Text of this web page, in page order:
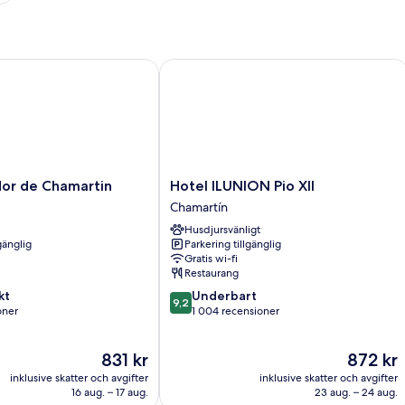
de Chamartin
Priset
är
831 kr
831 kr
inklusive skatter och avgifter
16 aug. – 17 aug.
Chamartin
Hotel
ILUNION
Pio
XII
Chamartín
Hotel ILUNION Pio XII
Chamartín
Husdjursvänligt
Parkering tillgänglig
Gratis wi-fi
Restaurang
9.2
av
9,2 Underbart
1 004 recensioner
Priset
är
872 kr
872 kr
inklusive skatter och avgifter
23 aug. – 24 aug.
Hotel ILUNION Pio XII